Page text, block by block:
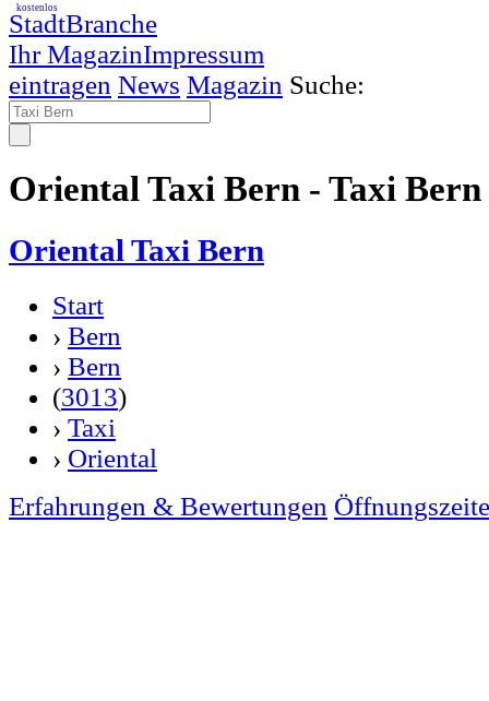
StadtBranche
Ihr MagazinImpressum
kostenlos
eintragen News Magazin Suche:
Oriental Taxi Bern - Taxi Bern
Oriental Taxi Bern
Start
› Bern
› Bern
(3013)
› Taxi
› Oriental
Erfahrungen & Bewertungen